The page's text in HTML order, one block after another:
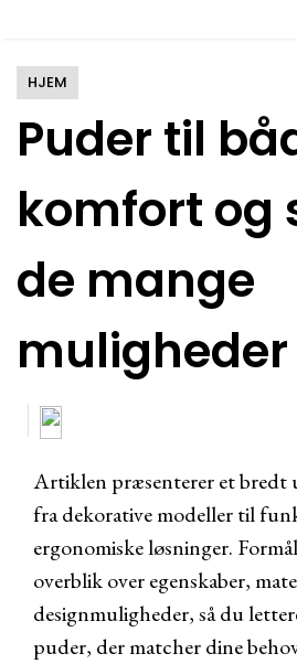
Puder til
komfort og
de mange
muligheder
HJEM
Artiklen præsenterer et bredt
fra dekorative modeller til
ergonomiske løsninger.
overblik over egenskaber,
designmuligheder, så du
puder, der matcher dine